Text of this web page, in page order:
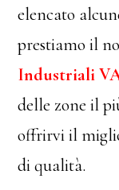
elencato
prestiamo il
Industriali
delle zone il
offrirvi il
di qualità.